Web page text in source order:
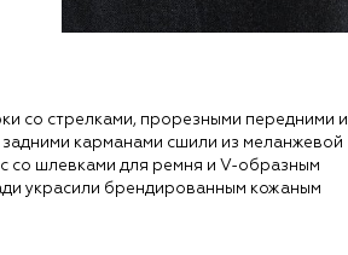
со стрелками, прорезными передними и
карманами сшили из меланжевой
со шлевками для ремня и V-образным
украсили брендированным кожаным